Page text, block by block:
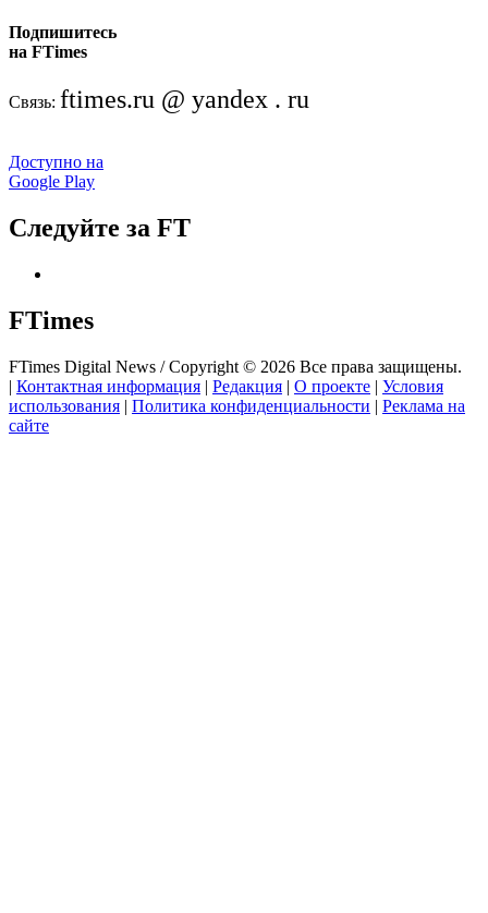
Подпишитесь
на FTimes
Связь: ftimes.ru @ yandex . ru
Доступно на
Google Play
Следуйте за FT
FTimes
FTimes Digital News / Copyright © 2026 Все права защищены.
| Контактная информация | Редакция | О проекте | Условия
использования | Политика конфиденциальности | Реклама на
сайте